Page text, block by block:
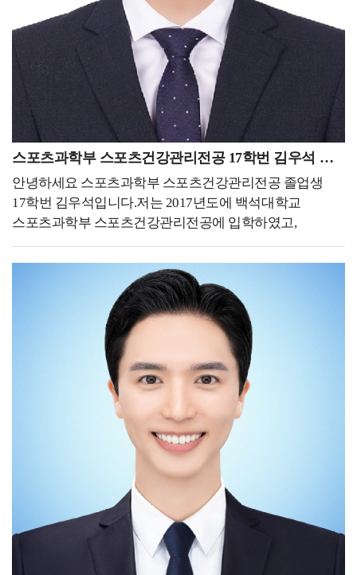
대학인 Loughborough University을 알게 되어 진학할 수
있었습니다. 해외 대학원 준비과정은 걱정과 달리 간단히
진행되었습니다. 아무래도 아무런 정보가 없다 보니
유학원의 도움을 받아 각 학교별로 정보를 먼저 전달 받은
뒤 메인 서류인 자기소개서(+수학계획서), 이력서,
추천서를 한글로 먼저 작성 후 번역하여 지원했습니다.
가장 큰 걱정을 했었던 공인영어점수는 영국 대학들 같은
경우에 지원 후 입학 전까지 제출을 하면 됐기에 두려움
분들이 계시다면 학비가 비싼 미국이 아닌 영국도 좋은
선택이 될 수 있을 것 같습니다. - 현재 하고 있는 일 또는
진학을 통해 경험한 일들을 자유롭게 기술해 주세요. -진학
예정 중이라 아직 석사과정에 대한 부분을 말씀드릴 수는
없지만 한 해 동안 대외활동과 일을 하면서 경험한 일들을
말씀드리고 싶습니다. 현재 83개의 대한체육회
회원종목단체와 그 외의 많은 스포츠 협회 및 기관들 중
대한체육회 스마터즈의 서포트를 받는 약 30개의
협회들에서도 마케팅에 노력을 가하는 단체는 손에
꼽힌다는 것을 알게 되었습니다. 오히려 자연스럽게
수요가 지속되는 인기종목들이 더욱 마케팅에 노력을
다하면서 자발적 마케팅 빈익빈부익부 현상이 만들어지고
있었습니다. 요즘 시대에 스포츠 마케팅은 작은 노력도 큰
변화를 가져올 수 있는 분야라고 생각합니다. 스포츠
분야로의 취업이나 진학을 원하시지만 꿈을 정하지 못하신
분들이 계시다면 한 번 도전해보시는 것도 좋을 것
같습니다. 태권도 산업에서는 해외 시장의 발전 가능성을
꼭 염두하고 계셔야 된다고 말씀드리고 싶습니다. 타
전공보다 해외 활동이 많은 것부터 느껴지듯 해외에서의
태권도 수요가 크다는 것을 알 수 있고, 해외 인턴을
스포츠과학부 스포츠건강관리전공 17학번 김우석 동문
안녕하세요 스포츠과학부 스포츠건강관리전공 졸업생
17학번 김우석입니다.저는 2017년도에 백석대학교
스포츠과학부 스포츠건강관리전공에 입학하였고,
2023년도 2월에 졸업했습니다. 현재 천안도시공사
문화체육부에 속해있는 국민체력100
천안체력인증센터에서 체력측정사로 근무하고 있습니다.
국민체력100은 국가가 지정한 공인 인증 기관으로써
국민의 체력 및 건강 증진에 목적을 두고 체력 상태를
과학적 방법에 의해 측정 평가를 하여 운동 상담 및 처방을
해 주는 대국민 무상 스포츠 복지 서비스입니다.
국민체력100에 참가한 모든 국민들에게는 체력수준
맞춤형 운동 프로그램을 제공하고 운동에 꾸준히 참가할
수 있도록 체계적으로 관리하며, 체력수준에 따라 국가
공인 인증서를 발급합니다. 만 4세~6세 유아기와 만 11세
이상 대한민국 국민이면 누구나 참여 가능하며, 전국
체력인증센터에서 서비스를 무료로 제공하고 있습니다.
저는 체력측정사로 근무하기 전에 백석대학교 배드민턴
선수단과 서울OO세상병원 스포츠재활연구소에서 실습
트레이너 경험을 쌓았고, OO군청 씨름단에서
선수트레이너로 근무하기도 했습니다. 스포츠 현장에서